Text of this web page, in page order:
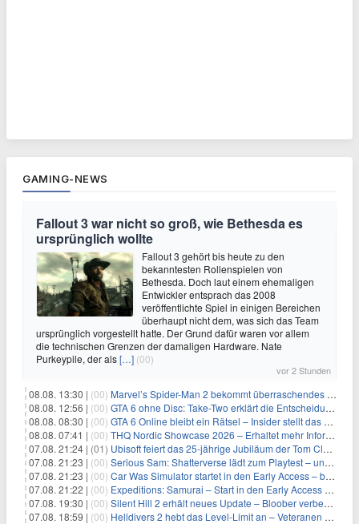
GAMING-NEWS
Fallout 3 war nicht so groß, wie Bethesda es
ursprünglich wollte
Fallout 3 gehört bis heute zu den
bekanntesten Rollenspielen von
Bethesda. Doch laut einem ehemaligen
Entwickler entsprach das 2008
veröffentlichte Spiel in einigen Bereichen
überhaupt nicht dem, was sich das Team
ursprünglich vorgestellt hatte. Der Grund dafür waren vor allem
die technischen Grenzen der damaligen Hardware. Nate
Purkeypile, der als[…] (00)
vor 2 Stunden
08.08. 13:30 | (00) Marvel’s Spider-Man 2 bekommt überraschendes PS5-Update mit gewünschter Komfortfunktion
08.08. 12:56 | (00) GTA 6 ohne Disc: Take-Two erklärt die Entscheidung für Download-Codes
08.08. 08:30 | (00) GTA 6 Online bleibt ein Rätsel – Insider stellt das neue Gerücht klar
08.08. 07:41 | (00) THQ Nordic Showcase 2026 – Erhaltet mehr Informationen
07.08. 21:24 | (01) Ubisoft feiert das 25-jährige Jubiläum der Tom Clancy’s Ghost Recon-Reihe
07.08. 21:23 | (00) Serious Sam: Shatterverse lädt zum Playtest – und erscheint schon bald!
07.08. 21:23 | (00) Car Was Simulator startet in den Early Access – bald gehts los!
07.08. 21:22 | (00) Expeditions: Samurai – Start in den Early Access ab heute im feudalen Japan
07.08. 19:30 | (00) Silent Hill 2 erhält neues Update – Bloober verbessert Grafik und Performance
07.08. 18:59 | (00) Helldivers 2 hebt das Level-Limit an – Veteranen können endlich weiter aufsteigen